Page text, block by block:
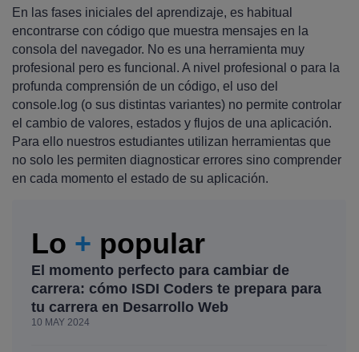
En las fases iniciales del aprendizaje, es habitual
encontrarse con código que muestra mensajes en la
consola del navegador. No es una herramienta muy
profesional pero es funcional. A nivel profesional o para la
profunda comprensión de un código, el uso del
console.log (o sus distintas variantes) no permite controlar
el cambio de valores, estados y flujos de una aplicación.
Para ello nuestros estudiantes utilizan herramientas que
no solo les permiten diagnosticar errores sino comprender
en cada momento el estado de su aplicación.
Lo + popular
El momento perfecto para cambiar de
carrera: cómo ISDI Coders te prepara para
tu carrera en Desarrollo Web
10 MAY 2024